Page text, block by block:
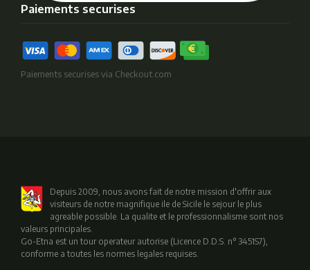
Paiements securises
Paiements securises via Checkout.com
Depuis 2009, nous avons fait de notre mission d'offrir aux
visiteurs de notre magnifique ile de Sicile le sejour le plus
agreable possible. La qualite et le professionnalisme sont nos
valeurs principales.
Go-Etna est un tour operateur autorise (Licence D.D.S. n° 3451S7),
conforme a toutes les normes legales requises.